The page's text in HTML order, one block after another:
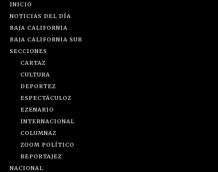
INICIO
NOTICIAS DEL DÍA
BAJA CALIFORNIA
BAJA CALIFORNIA SUR
SECCIONES
CARTAZ
CULTURA
DEPORTEZ
ESPECTÁCULOZ
EZENARIO
INTERNACIONAL
COLUMNAZ
ZOOM POLÍTICO
REPORTAJEZ
NACIONAL